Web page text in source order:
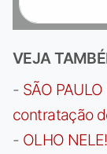
VEJA
- SÃO
contratação
- OLHO